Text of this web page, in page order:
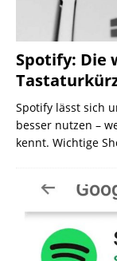
Spotify: Die
Spotify lässt sich
besser nutzen –
kennt. Wichtige